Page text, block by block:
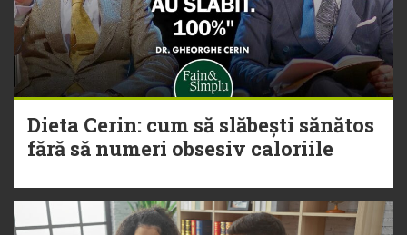
Dieta Cerin: cum să slăbești sănătos
fără să numeri obsesiv caloriile